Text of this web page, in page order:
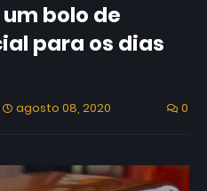
bolo de
para os dias
agosto 08, 2020 0